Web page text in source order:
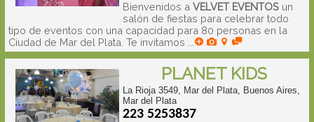
Bienvenidos aVELVET EVENTOS un
salón de fiestas para celebrar todo
tipo de eventos con una capacidad para 80 personas en la
Ciudad de Mar del Plata. Te invitamos ...
PLANET KIDS
La Rioja 3549, Mar del Plata, Buenos Aires,
Mar del Plata
223 5253837